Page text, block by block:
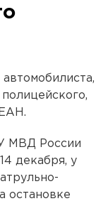
МВД России
декабря, у
остановке